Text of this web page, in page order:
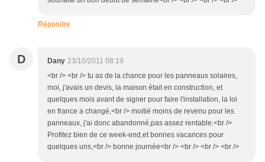
Répondre
D Dany 23/10/2011 08:19
<br /> <br /> tu as de la chance pour les panneaux solaires,
moi, j'avais un devis, la maison était en construction, et
quelques mois avant de signer pour faire l'installation, la loi
en france a changé,<br /> moitié moins de revenu pour les
panneaux, j'ai donc abandonné,pas assez rentable.<br />
Profitez bien de ce week-end,et bonnes vacances pour
quelques uns,<br /> bonne journée<br /> <br /> <br /> <br />